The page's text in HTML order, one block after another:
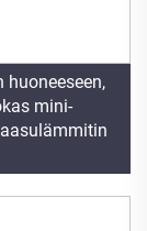
mini-